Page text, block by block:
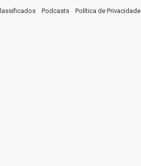
Podcasts Política de Privacidade